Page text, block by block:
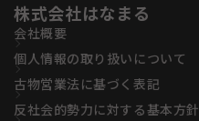
株式会社はなまる
会社概要
個人情報の取り扱いについて
古物営業法に基づく表記
反社会的勢力に対する基本方針